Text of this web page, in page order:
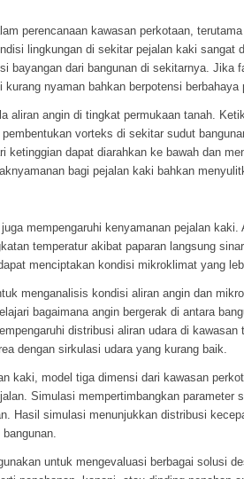
perencanaan kawasan perkotaan,
lingkungan di sekitar pejalan kaki sangat
bayangan dari bangunan di sekitarnya. Jika
nyaman bahkan berpotensi
aliran angin di tingkat permukaan tanah.
vorteks di sekitar sudut
dapat diarahkan ke bawah dan
bagi pejalan kaki bahkan
mempengaruhi kenyamanan pejalan kaki.
temperatur akibat paparan langsung
menciptakan kondisi mikroklimat yang
menganalisis kondisi aliran angin dan
bagaimana angin bergerak di antara
distribusi aliran udara di
dengan sirkulasi udara yang kurang baik.
kaki, model tiga dimensi dari kawasan
Simulasi mempertimbangkan parameter
Hasil simulasi menunjukkan distribusi
untuk mengevaluasi berbagai solusi